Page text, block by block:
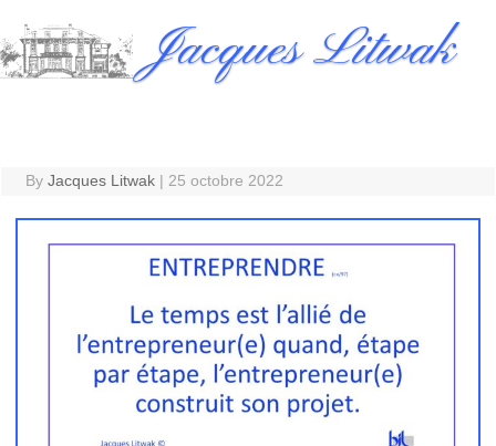
to
content
Jacques Litwak
By Jacques Litwak | 25 octobre 2022